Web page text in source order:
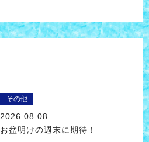
その他
2026.08.08
お盆明けの週末に期待！